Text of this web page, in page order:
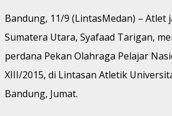
Bandung, 11/9 (LintasMedan) – Atlet
Sumatera Utara, Syafaad Tarigan,
perdana Pekan Olahraga Pelajar
XIII/2015, di Lintasan Atletik
Bandung, Jumat.